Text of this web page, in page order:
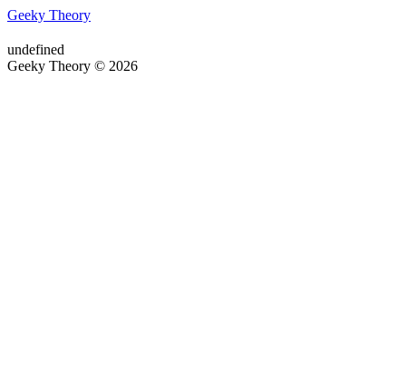
Geeky Theory
undefined
Geeky Theory © 2026